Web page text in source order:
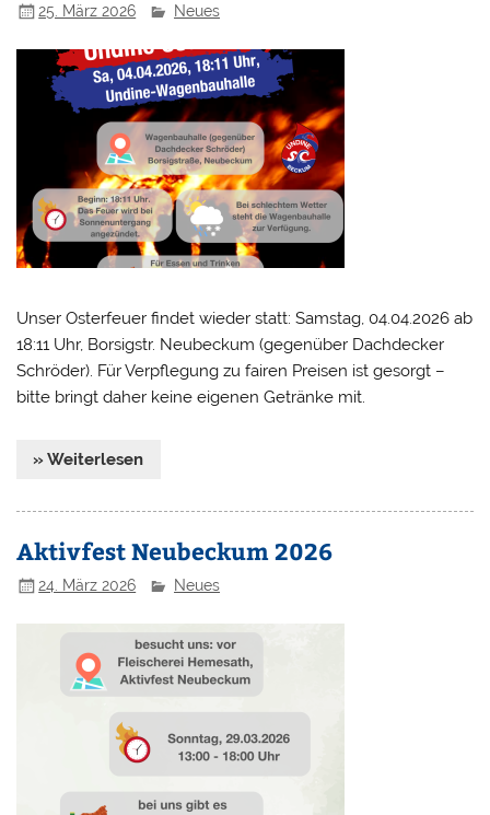
25. März 2026 Neues
Unser Osterfeuer findet wieder statt: Samstag, 04.04.2026 ab
18:11 Uhr, Borsigstr. Neubeckum (gegenüber Dachdecker
Schröder). Für Verpflegung zu fairen Preisen ist gesorgt –
bitte bringt daher keine eigenen Getränke mit.
» Weiterlesen
Aktivfest Neubeckum 2026
24. März 2026 Neues